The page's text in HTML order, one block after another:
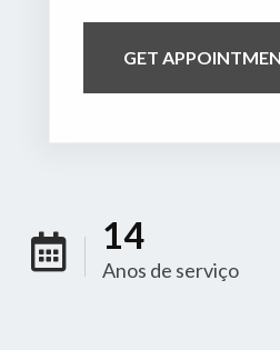
20
Anos de serviço